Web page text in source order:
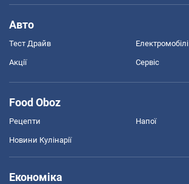
Авто
Тест Драйв Електромобілі
Акції Сервіс
Food Oboz
Рецепти Напої
Новини Кулінарії
Економіка